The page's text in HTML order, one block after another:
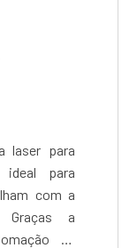
laser para
ideal para
com a
Graças a
da